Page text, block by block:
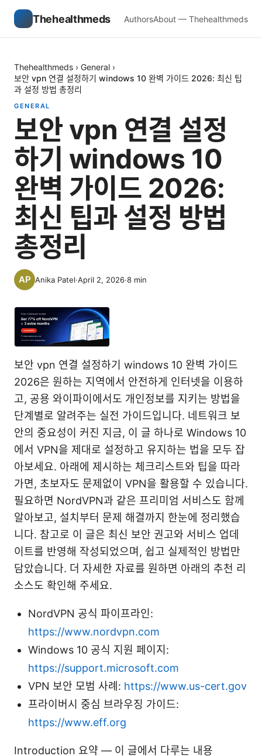
Thehealthmeds AuthorsAbout — Thehealthmeds
Thehealthmeds › General ›
보안 vpn 연결 설정하기 windows 10 완벽 가이드 2026: 최신 팁
과 설정 방법 총정리
GENERAL
보안 vpn 연결 설정
하기 windows 10
완벽 가이드 2026:
최신 팁과 설정 방법
총정리
Anika Patel·April 2, 2026·8 min
보안 vpn 연결 설정하기 windows 10 완벽 가이드
2026은 원하는 지역에서 안전하게 인터넷을 이용하
고, 공용 와이파이에서도 개인정보를 지키는 방법을
단계별로 알려주는 실전 가이드입니다. 네트워크 보
안의 중요성이 커진 지금, 이 글 하나로 Windows 10
에서 VPN을 제대로 설정하고 유지하는 법을 모두 잡
아보세요. 아래에 제시하는 체크리스트와 팁을 따라
가면, 초보자도 문제없이 VPN을 활용할 수 있습니다.
필요하면 NordVPN과 같은 프리미엄 서비스도 함께
알아보고, 설치부터 문제 해결까지 한눈에 정리했습
니다. 참고로 이 글은 최신 보안 권고와 서비스 업데
이트를 반영해 작성되었으며, 쉽고 실제적인 방법만
담았습니다. 더 자세한 자료를 원하면 아래의 추천 리
소스도 확인해 주세요.
NordVPN 공식 파이프라인:
https://www.nordvpn.com
Windows 10 공식 지원 페이지:
https://support.microsoft.com
VPN 보안 모범 사례: https://www.us-cert.gov
프라이버시 중심 브라우징 가이드:
https://www.eff.org
Introduction 요약 — 이 글에서 다루는 내용